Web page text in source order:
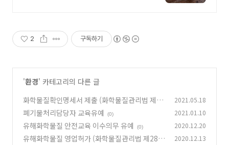
2 구독하기
'환경' 카테고리의 다른 글
화학물질확인명세서 제출 (화학물질관리법 제9
조)
(0)
2021.05.18
폐기물처리담당자 교육유예 (0) 2021.01.10
유해화학물질 안전교육 이수의무 유예 (0) 2020.12.20
유해화학물질 영업허가 (화학물질관리법 제28
2020.12.13